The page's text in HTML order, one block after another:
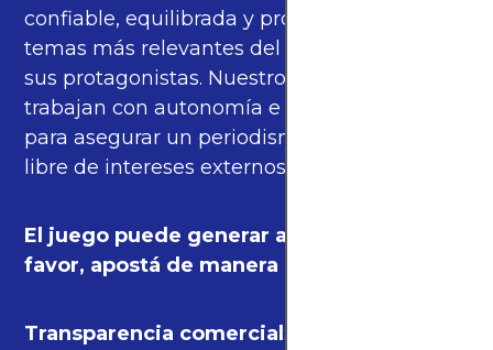
confiable, equilibrada y propia sobre los
temas más relevantes del fútbol mundial y
sus protagonistas. Nuestros periodistas
trabajan con autonomía e independencia
para asegurar un periodismo de calidad,
libre de intereses externos.
El juego puede generar adicción. Por
favor, apostá de manera responsable.
Transparencia comercial: algunas de las